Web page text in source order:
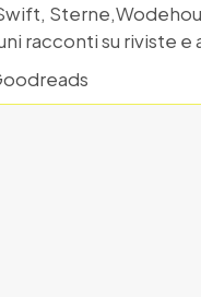
racconti su riviste e